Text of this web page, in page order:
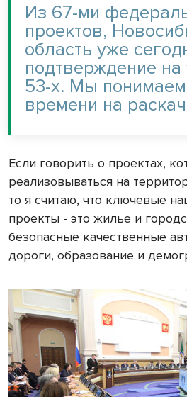
Из 67-ми
проектов,
область уже
подтверждение на
53-х. Мы
времени на
Если говорить о проектах,
реализовываться на
то я считаю, что ключевые
проекты - это жилье и
безопасные качественные
дороги, образование и